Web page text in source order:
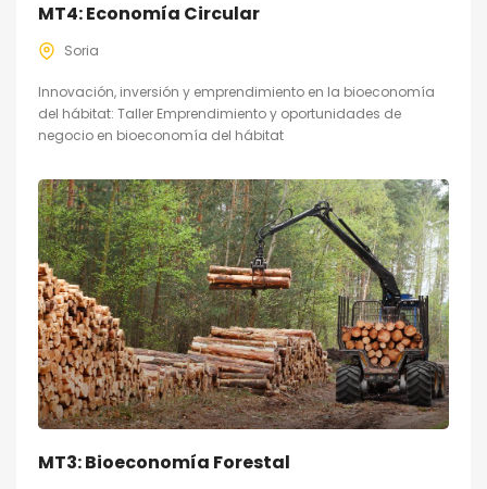
MT4: Economía Circular
Soria
Innovación, inversión y emprendimiento en la bioeconomía
del hábitat: Taller Emprendimiento y oportunidades de
negocio en bioeconomía del hábitat
MT3: Bioeconomía Forestal